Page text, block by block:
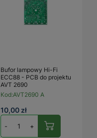
Bufor lampowy Hi-Fi
ECC88 - PCB do projektu
AVT 2690
Kod:AVT2690 A
10,00 zł
- +